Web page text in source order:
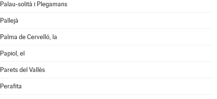
Palau-solità i Plegamans
Pallejà
Palma de Cervelló, la
Papiol, el
Parets del Vallès
Perafita